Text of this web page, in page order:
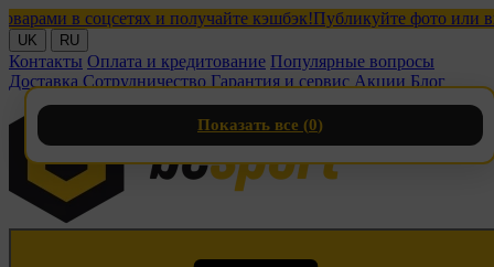
в соцсетях и получайте кэшбэк!Публикуйте фото или
UK RU
Контакты Оплата и кредитование Популярные вопросы
Доставка Сотрудничество Гарантия и сервис Акции Блог
Показать все (0)